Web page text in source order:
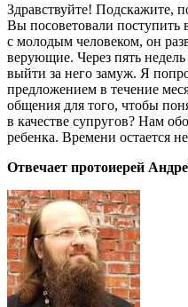
Здравствуйте! Подскажите,
Вы посоветовали поступить
с молодым человеком, он
верующие. Через пять
выйти за него замуж. Я
предложением в течение
общения для того, чтобы
в качестве супругов? Нам
ребенка. Времени остается
Отвечает протоиерей